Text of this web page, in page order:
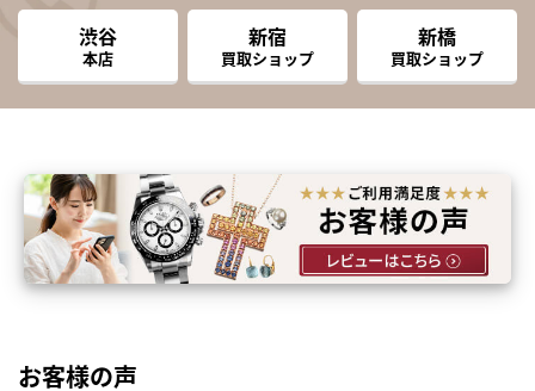
渋谷
本店
新宿
買取ショップ
新橋
買取ショップ
お客様の声